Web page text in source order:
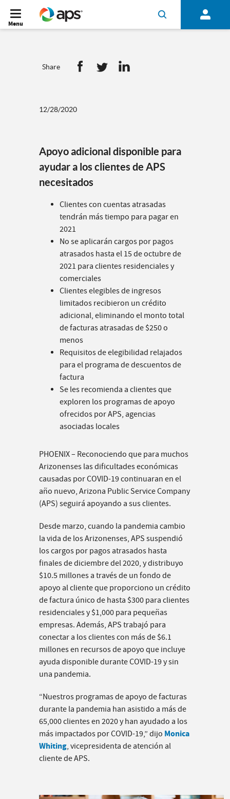
Menu
12/28/2020
Share
Apoyo adicional disponible para
ayudar a los clientes de APS
necesitados
Clientes con cuentas atrasadas
tendrán más tiempo para pagar en
2021
No se aplicarán cargos por pagos
atrasados hasta el 15 de octubre de
2021 para clientes residenciales y
comerciales
Clientes elegibles de ingresos
limitados recibieron un crédito
adicional, eliminando el monto total
de facturas atrasadas de $250 o
menos
Requisitos de elegibilidad relajados
para el programa de descuentos de
factura
Se les recomienda a clientes que
exploren los programas de apoyo
ofrecidos por APS, agencias
asociadas locales
PHOENIX – Reconociendo que para muchos
Arizonenses las dificultades económicas
causadas por COVID-19 continuaran en el
año nuevo, Arizona Public Service Company
(APS) seguirá apoyando a sus clientes.
Desde marzo, cuando la pandemia cambio
la vida de los Arizonenses, APS suspendió
los cargos por pagos atrasados hasta
finales de diciembre del 2020, y distribuyo
$10.5 millones a través de un fondo de
apoyo al cliente que proporciono un crédito
de factura único de hasta $300 para clientes
residenciales y $1,000 para pequeñas
empresas. Además, APS trabajó para
conectar a los clientes con más de $6.1
millones en recursos de apoyo que incluye
ayuda disponible durante COVID-19 y sin
una pandemia.
“Nuestros programas de apoyo de facturas
durante la pandemia han asistido a más de
65,000 clientes en 2020 y han ayudado a los
más impactados por COVID-19,” dijo Monica
Whiting, vicepresidenta de atención al
cliente de APS.